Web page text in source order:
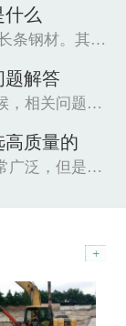
么
槽钢是截面为凹槽形的长条钢材。其规格以腰高（h...
题解答
铺路钢板在进行切割的时候，相关问题也是很关...
质量的
钢板在工程的外围使用非常广泛，但是因为这种材...